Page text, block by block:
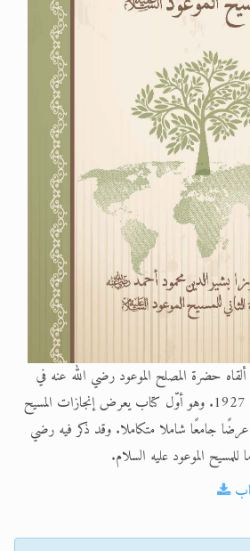
حضرة المصلح الموعود رضي الله عنه في
الجلسة السنوية في قاديان عام 1927. وهو أوّل كتاب يعرض إنجازات المسيح
عرضًا جامعًا شاملا متكاملا. وقد ذكر فيه رضي
للمسيح الموعود عليه السلام.